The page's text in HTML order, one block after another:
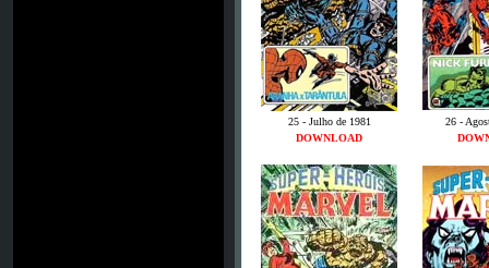
25 - Julho de 1981
26 -
DOWNLOAD